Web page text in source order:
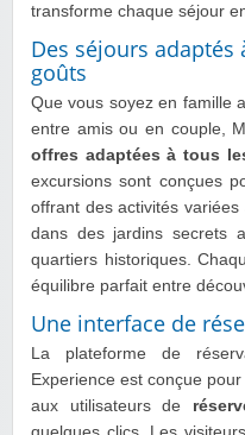
transforme chaque séjour
Des séjours adaptés
goûts
Que vous soyez en famille
entre amis ou en couple,
offres adaptées à tous
excursions sont conçues
offrant des activités
dans des jardins secrets
quartiers historiques.
équilibre parfait entre
Une interface de
La plateforme de
Experience est conçue
aux utilisateurs de